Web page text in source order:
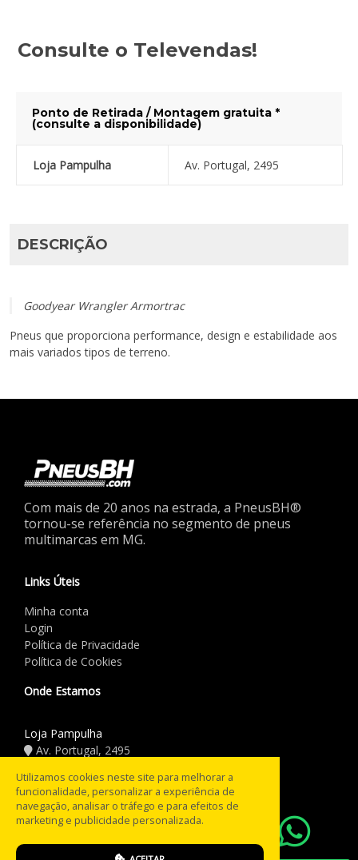
Consulte o Televendas!
Ponto de Retirada / Montagem gratuita *
(consulte a disponibilidade)
Loja Pampulha Av. Portugal, 2495
DESCRIÇÃO
Goodyear Wrangler Armortrac
Pneus que proporciona performance, design e estabilidade aos
mais variados tipos de terreno.
Com mais de 20 anos na estrada, a PneusBH®
tornou-se referência no segmento de pneus
multimarcas em MG.
Links Úteis
Minha conta
Login
Política de Privacidade
Política de Cookies
Onde Estamos
Loja Pampulha
Av. Portugal, 2495
Horário de Funcionamento
Seg a Sex: 08:00 às 18:00
Sáb: 08:00 às 12:00
Utilizamos cookies neste site para melhorar a
funcionalidade, personalizar a experiência de
navegação, analisar o tráfego e para efeitos de
marketing e publicidade personalizada.